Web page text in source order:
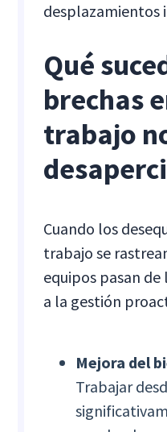
desplazamientos
Qué
brechas
trabajo
Cuando los
trabajo se
equipos pasan
a la gestión
Mejora del
Trabajar